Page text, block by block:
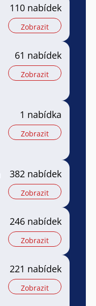
110 nabídek
Zobrazit
61 nabídek
Zobrazit
1 nabídka
Zobrazit
382 nabídek
Zobrazit
246 nabídek
Zobrazit
221 nabídek
Zobrazit